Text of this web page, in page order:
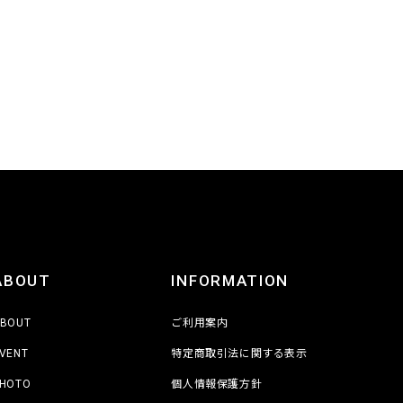
INFORMATION
ご利用案内
特定商取引法に関する表示
個人情報保護方針